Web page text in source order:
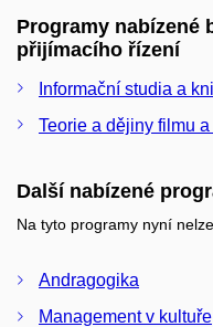
Programy nabízené
přijímacího řízení
Informační studia a
Teorie a dějiny filmu
Další nabízené
Na tyto programy nyní
Andragogika
Management v kultuře